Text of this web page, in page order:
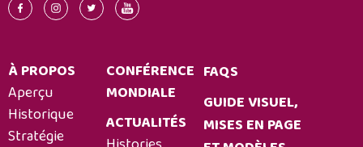
À PROPOS
Aperçu
Historique
Stratégie
CONFÉRENCE
MONDIALE
ACTUALITÉS
FAQS
GUIDE VISUEL,
MISES EN PAGE